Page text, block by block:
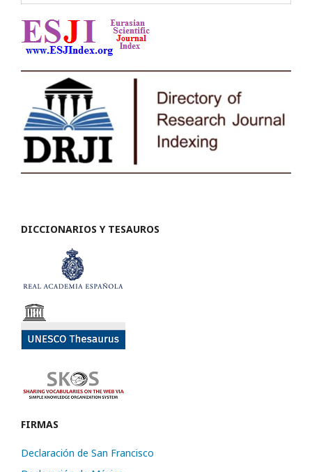
DICCIONARIOS Y TESAUROS
FIRMAS
Declaración de San Francisco